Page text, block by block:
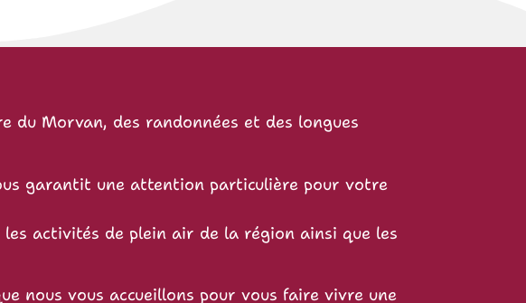
du Morvan, des randonnées et des longues
garantit une attention particulière pour votre
activités de plein air de la région ainsi que les
nous vous accueillons pour vous faire vivre une